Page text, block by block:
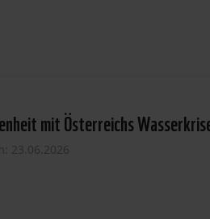
mit Österreichs
23.06.2026